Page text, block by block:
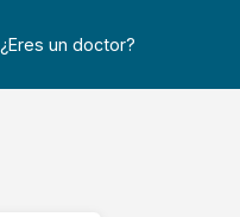
¿Eres un doctor?